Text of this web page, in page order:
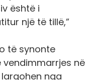
është i
një të tillë,”
të synonte
në
largohen nga